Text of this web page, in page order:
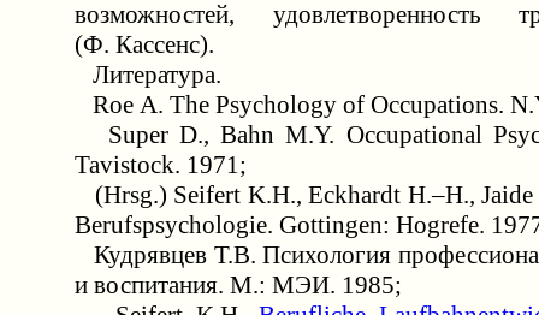
возможностей,
(Ф. Кассенс).
Литература.
Roe A. The Psychology of Occupations.
Super D., Bahn M.Y. Occupational
Tavistock. 1971;
(Hrsg.) Seifert K.H., Eckhardt H.–H.,
Berufspsychologie. Gottingen: Hogrefe.
Кудрявцев Т.В. Психология
и воспитания. М.: МЭИ. 1985;